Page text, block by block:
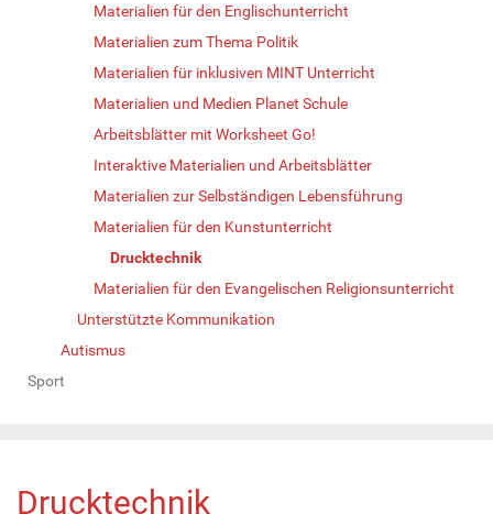
Materialien für den Englischunterricht
Materialien zum Thema Politik
Materialien für inklusiven MINT Unterricht
Materialien und Medien Planet Schule
Arbeitsblätter mit Worksheet Go!
Interaktive Materialien und Arbeitsblätter
Materialien zur Selbständigen Lebensführung
Materialien für den Kunstunterricht
Drucktechnik
Materialien für den Evangelischen Religionsunterricht
Unterstützte Kommunikation
Autismus
Sport
Drucktechnik